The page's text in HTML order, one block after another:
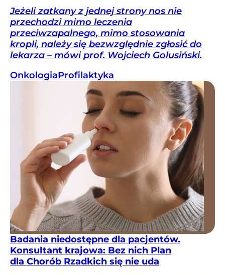
Jeżeli zatkany z jednej strony nos nie
przechodzi mimo leczenia
przeciwzapalnego, mimo stosowania
kropli, należy się bezwzględnie zgłosić do
lekarza – mówi prof. Wojciech Golusiński.
OnkologiaProfilaktyka
Badania niedostępne dla pacjentów.
Konsultant krajowa: Bez nich Plan
dla Chorób Rzadkich się nie uda